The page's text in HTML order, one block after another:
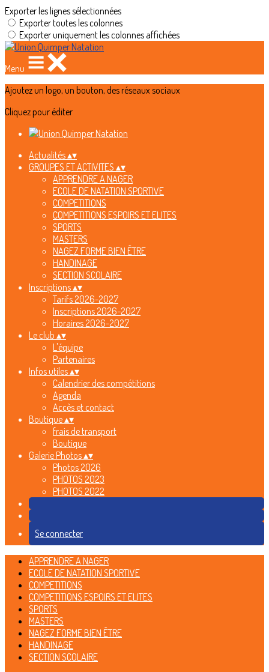
Exporter les lignes sélectionnées
Exporter toutes les colonnes
Exporter uniquement les colonnes affichées
Menu
Ajoutez un logo, un bouton, des réseaux sociaux
Cliquez pour éditer
Actualités▴▾
GROUPES ET ACTIVITES ▴▾
APPRENDRE A NAGER
ECOLE DE NATATION SPORTIVE
COMPETITIONS
COMPETITIONS ESPOIRS ET ELITES
SPORTS
MASTERS
NAGEZ FORME BIEN ÊTRE
HANDINAGE
SECTION SCOLAIRE
Inscriptions▴▾
Tarifs 2026-2027
Inscriptions 2026-2027
Horaires 2026-2027
Le club ▴▾
L'équipe
Partenaires
Infos utiles▴▾
Calendrier des compétitions
Agenda
Accès et contact
Boutique▴▾
frais de transport
Boutique
Galerie Photos▴▾
Photos 2026
PHOTOS 2023
PHOTOS 2022
Se connecter
APPRENDRE A NAGER
ECOLE DE NATATION SPORTIVE
COMPETITIONS
COMPETITIONS ESPOIRS ET ELITES
SPORTS
MASTERS
NAGEZ FORME BIEN ÊTRE
HANDINAGE
SECTION SCOLAIRE